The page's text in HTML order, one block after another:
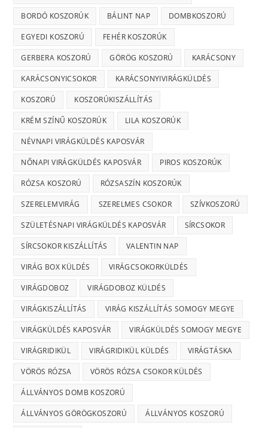
BORDÓ KOSZORÚK BÁLINT NAP DOMBKOSZORÚ
EGYEDI KOSZORÚ FEHÉR KOSZORÚK
GERBERA KOSZORÚ GÖRÖG KOSZORÚ KARÁCSONY
KARÁCSONYICSOKOR KARÁCSONYIVIRÁGKÜLDÉS
KOSZORÚ KOSZORÚKISZÁLLÍTÁS
KRÉM SZÍNŰ KOSZORÚK LILA KOSZORÚK
NÉVNAPI VIRÁGKÜLDÉS KAPOSVÁR
NŐNAPI VIRÁGKÜLDÉS KAPOSVÁR PIROS KOSZORÚK
RÓZSA KOSZORÚ RÓZSASZÍN KOSZORÚK
SZERELEMVIRÁG SZERELMES CSOKOR SZÍVKOSZORÚ
SZÜLETÉSNAPI VIRÁGKÜLDÉS KAPOSVÁR SÍRCSOKOR
SÍRCSOKOR KISZÁLLÍTÁS VALENTIN NAP
VIRÁG BOX KÜLDÉS VIRÁGCSOKORKÜLDÉS
VIRÁGDOBOZ VIRÁGDOBOZ KÜLDÉS
VIRÁGKISZÁLLÍTÁS VIRÁG KISZÁLLÍTÁS SOMOGY MEGYE
VIRÁGKÜLDÉS KAPOSVÁR VIRÁGKÜLDÉS SOMOGY MEGYE
VIRÁGRIDIKÜL VIRÁGRIDIKÜL KÜLDÉS VIRÁGTÁSKA
VÖRÖS RÓZSA VÖRÖS RÓZSA CSOKOR KÜLDÉS
ÁLLVÁNYOS DOMB KOSZORÚ
ÁLLVÁNYOS GÖRÖGKOSZORÚ ÁLLVÁNYOS KOSZORÚ